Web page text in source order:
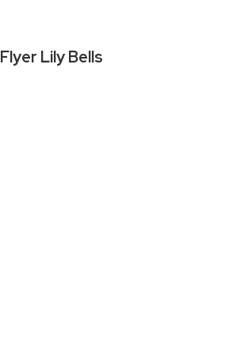
Flyer Lily Bells